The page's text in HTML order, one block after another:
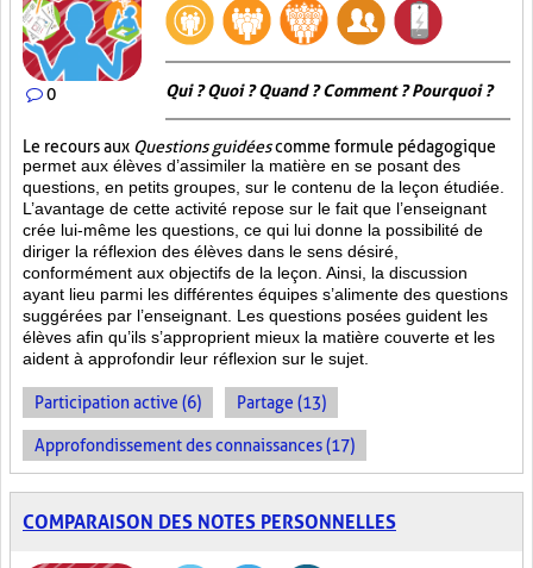
0 Qui ? Quoi ? Quand ? Comment ? Pourquoi ?
Le recours aux Questions guidéescomme formule pédagogique
permet aux élèves d’assimiler la matière en se posant des
questions, en petits groupes, sur le contenu de la leçon étudiée.
L’avantage de cette activité repose sur le fait que l’enseignant
crée lui-même les questions, ce qui lui donne la possibilité de
diriger la réflexion des élèves dans le sens désiré,
conformément aux objectifs de la leçon. Ainsi, la discussion
ayant lieu parmi les différentes équipes s’alimente des questions
suggérées par l’enseignant. Les questions posées guident les
élèves afin qu’ils s’approprient mieux la matière couverte et les
aident à approfondir leur réflexion sur le sujet.
Participation active (6) Partage (13)
Approfondissement des connaissances (17)
COMPARAISON DES NOTES PERSONNELLES